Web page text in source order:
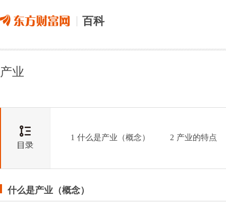
百科
产业
1 什么是产业（概念） 2 产业的特点
什么是产业（概念）